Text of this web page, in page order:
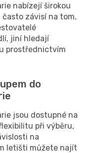
nabízejí širokou
často závisí na tom,
jiní hledají
prostřednictvím
do
jsou dostupné na
při výběru,
na
letišti můžete najít